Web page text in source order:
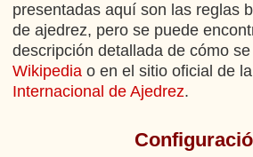
presentadas aquí son las reglas
de ajedrez, pero se puede
descripción detallada de cómo
Wikipedia o en el sitio oficial de la
Internacional de Ajedrez.